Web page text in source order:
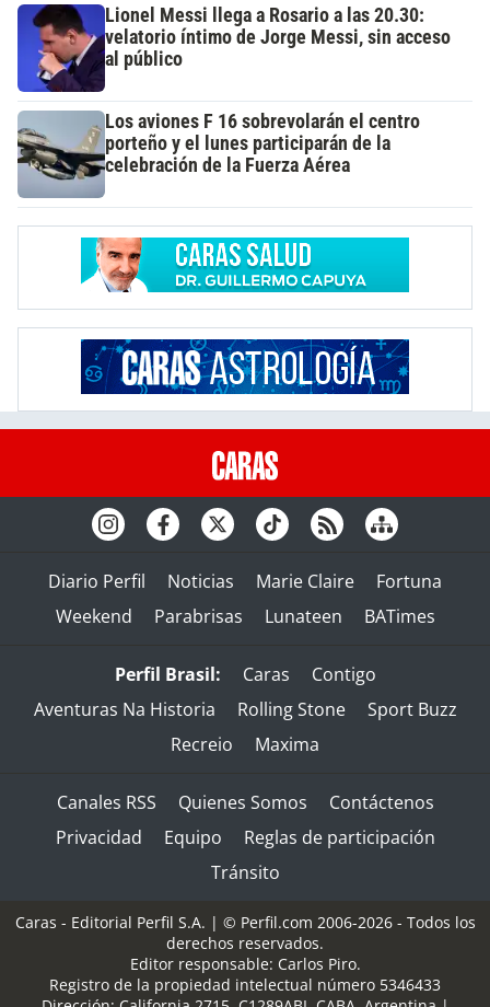
Lionel Messi llega a Rosario a las 20.30:
velatorio íntimo de Jorge Messi, sin acceso
al público
Los aviones F 16 sobrevolarán el centro
porteño y el lunes participarán de la
celebración de la Fuerza Aérea
Diario Perfil Noticias Marie Claire
Fortuna
Weekend
Parabrisas Lunateen BATimes
Perfil Brasil: Caras
Contigo
Aventuras Na Historia
Rolling Stone
Sport Buzz
Recreio
Maxima
Canales RSS Quienes Somos
Contáctenos
Privacidad
Equipo
Reglas de participación
Tránsito
Caras - Editorial Perfil S.A. | © Perfil.com 2006-2026 - Todos los
derechos reservados.
Editor responsable: Carlos Piro.
Registro de la propiedad intelectual número 5346433